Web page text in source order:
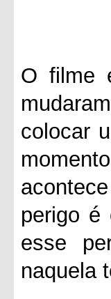
O filme
colocar
perigo é
esse
naquela